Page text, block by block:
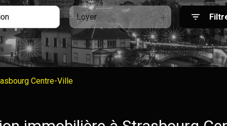
Loyer
Centre-Ville